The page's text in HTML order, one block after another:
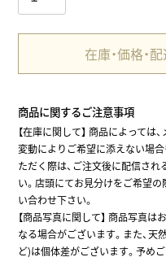
在庫・価格・
商品に関するご注意事項
【在庫に関して】商品によっては
変動によりご希望に添えない場
ただく際は、ご注文後に配信さ
い。店頭にてお見分けをご希望
い合わせ下さい。
【商品写真に関して】 商品写真
なる場合がございます。また、
ど)は個体差がございます。予め